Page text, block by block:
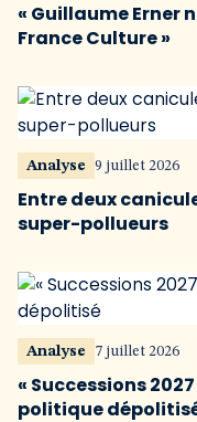
« Guillaume Erner
France Culture »
Analyse 9 juillet 2026
Entre deux
super-pollueurs
Analyse 7 juillet 2026
« Successions
politique